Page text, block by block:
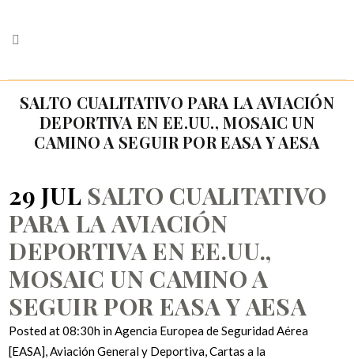
SALTO CUALITATIVO PARA LA AVIACIÓN
DEPORTIVA EN EE.UU., MOSAIC UN
CAMINO A SEGUIR POR EASA Y AESA
29 JUL SALTO CUALITATIVO
PARA LA AVIACIÓN
DEPORTIVA EN EE.UU.,
MOSAIC UN CAMINO A
SEGUIR POR EASA Y AESA
Posted at 08:30h inAgencia Europea de Seguridad Aérea
[EASA],Aviación General y Deportiva,Cartas a la